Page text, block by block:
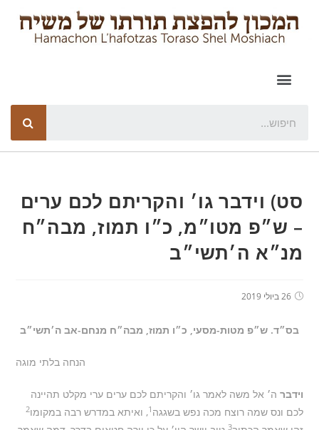
סט) וידבר גו׳ והקריתם לכם ערים
– ש״פ מטו״מ, כ״ו תמוז, מבה״ח
מנ״א ה׳תשי״ב
26 ביולי 2019
בס״ד. ש״פ מטות-מסעי, כ״ו תמוז, מבה״ח מנחם-אב ה׳תשי״ב
הנחה בלתי מוגה
וידבר ה׳ אל משה לאמר גו׳ והקריתם לכם ערים ערי מקלט תהיינה
לכם ונס שמה רוצח מכה נפש בשגגה 1, ואיתא במדרש רבה במקומו2
3